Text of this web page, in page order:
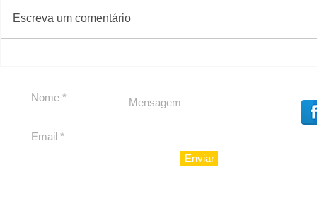
para São Paulo
Escreva um comentário
#Sugestões
Enviar